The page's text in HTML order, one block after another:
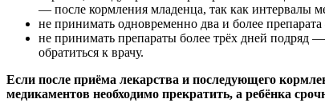
— после кормления младенца, так как интервалы
не принимать одновременно два и более
не принимать препараты более трёх дней подряд
обратиться к врачу.
Если после приёма лекарства и последующего
медикаментов необходимо прекратить, а ребёнка